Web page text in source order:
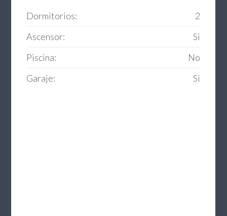
Dormitorios:
2
Ascensor:
Si
Piscina:
No
Garaje:
Si